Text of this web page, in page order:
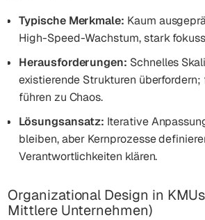
Typische Merkmale: Kaum
High-Speed-Wachstum, stark
Herausforderungen: Schnelles
existierende Strukturen überfordern;
führen zu Chaos.
Lösungsansatz: Iterative
bleiben, aber Kernprozesse
Verantwortlichkeiten klären.
Organizational Design in
Mittlere Unternehmen)